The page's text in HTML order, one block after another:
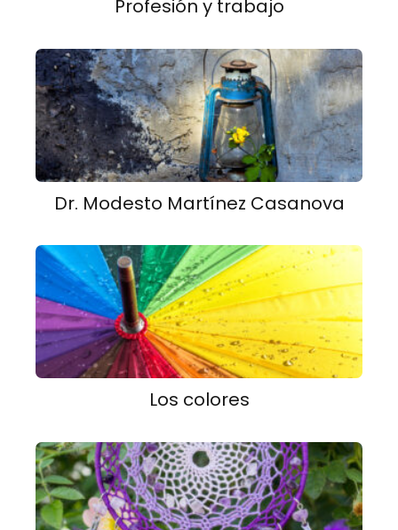
Profesión y trabajo
Dr. Modesto Martínez Casanova
Los colores